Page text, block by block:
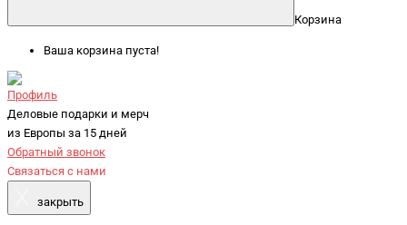
Корзина
Ваша корзина пуста!
Профиль
Деловые подарки и мерч
из Европы за 15 дней
Обратный звонок
Связаться с нами
закрыть